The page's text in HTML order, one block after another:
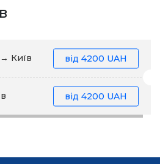
Київ від 4200 UAH
від 4200 UAH